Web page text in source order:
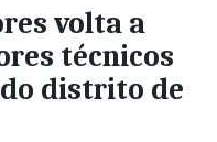
volta a
técnicos
distrito de